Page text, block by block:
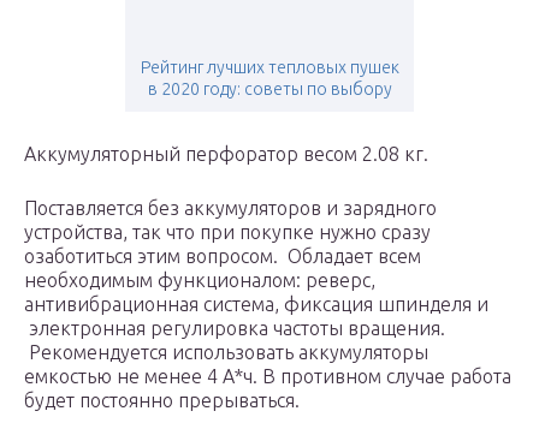
Рейтинг лучших тепловых пушек
в 2020 году: советы по выбору
Аккумуляторный перфоратор весом 2.08 кг.
Поставляется без аккумуляторов и зарядного
устройства, так что при покупке нужно сразу
озаботиться этим вопросом. Обладает всем
необходимым функционалом: реверс,
антивибрационная система, фиксация шпинделя и
электронная регулировка частоты вращения.
Рекомендуется использовать аккумуляторы
емкостью не менее 4 А*ч. В противном случае работа
будет постоянно прерываться.